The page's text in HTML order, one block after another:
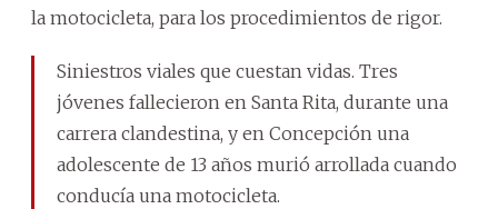
la motocicleta, para los procedimientos de rigor.
Siniestros viales que cuestan vidas. Tres
jóvenes fallecieron en Santa Rita, durante una
carrera clandestina, y en Concepción una
adolescente de 13 años murió arrollada cuando
conducía una motocicleta.